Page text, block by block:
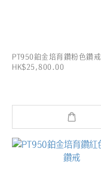
PT950鉑金培育鑽粉色鑽戒
HK$25,800.00